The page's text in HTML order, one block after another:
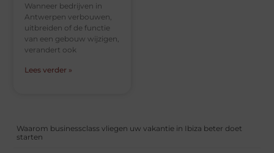
Wanneer bedrijven in
Antwerpen verbouwen,
uitbreiden of de functie
van een gebouw wijzigen,
verandert ook
Lees verder »
Waarom businessclass vliegen uw vakantie in Ibiza beter doet
starten